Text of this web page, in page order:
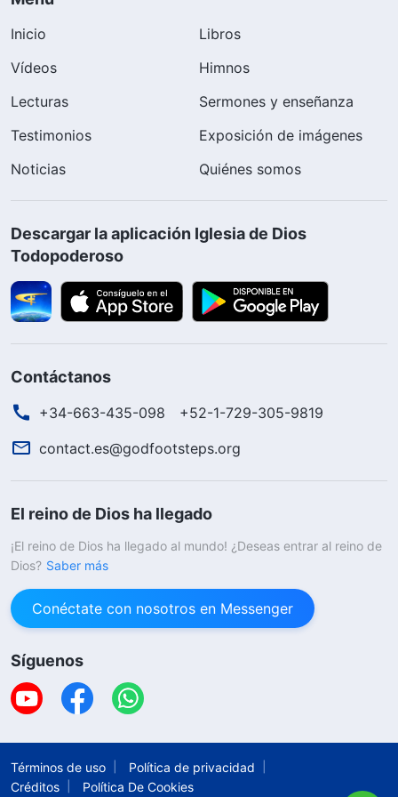
Inicio
Libros
Vídeos
Himnos
Lecturas
Sermones y enseñanza
Testimonios
Exposición de imágenes
Noticias
Quiénes somos
Descargar la aplicación Iglesia de Dios
Todopoderoso
Contáctanos
+34-663-435-098
+52-1-729-305-9819
contact.es@godfootsteps.org
El reino de Dios ha llegado
¡El reino de Dios ha llegado al mundo! ¿Deseas entrar al reino de
Dios? Saber más
Conéctate con nosotros en Messenger
Síguenos
Términos de uso
Política de privacidad
Créditos
Política De Cookies